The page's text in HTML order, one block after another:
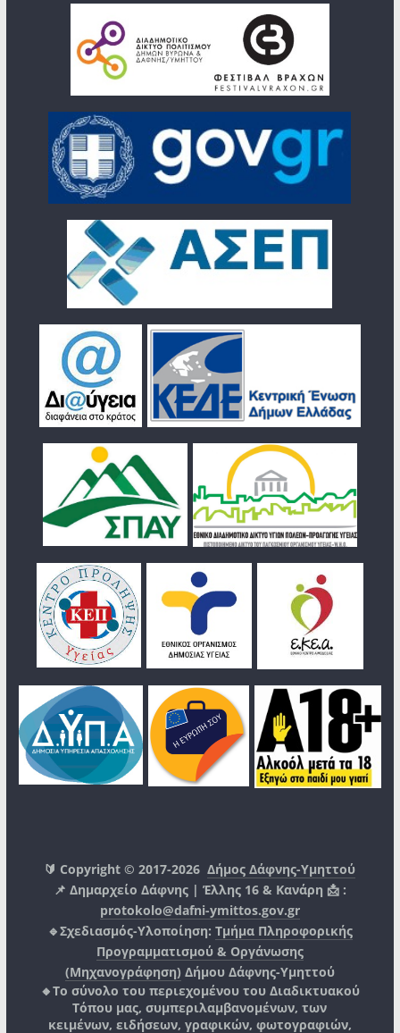
🔰 Copyright © 2017-2026Δήμος Δάφνης-Υμηττού
📌 Δημαρχείο Δάφνης | Έλλης 16 & Κανάρη 📩 :
protokolo@dafni-ymittos.gov.gr
🔹Σχεδιασμός-Υλοποίηση: Τμήμα Πληροφορικής
Προγραμματισμού & Οργάνωσης
(Μηχανογράφηση) Δήμου Δάφνης-Υμηττού
🔸Το σύνολο του περιεχομένου του Διαδικτυακού
Τόπου μας, συμπεριλαμβανομένων, των
κειμένων, ειδήσεων, γραφικών, φωτογραφιών,